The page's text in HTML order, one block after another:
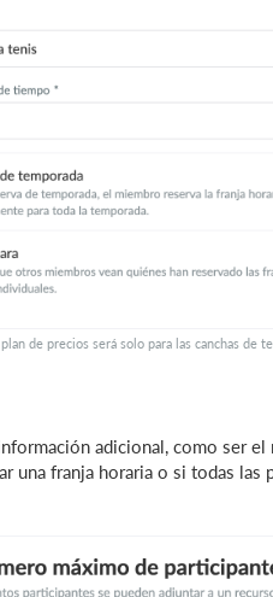
de precios será solo para las canchas de
adicional, como ser
una franja horaria o si todas las